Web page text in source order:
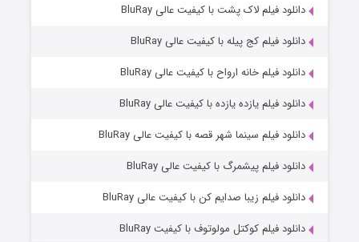
دانلود فیلم لاک پشت با کیفیت عالی BluRay
دانلود فیلم کج‌ پیله با کیفیت عالی BluRay
دانلود فیلم خانه ارواح با کیفیت عالی BluRay
دانلود فیلم یازده یازده با کیفیت عالی BluRay
دانلود فیلم سینما شهر قصه با کیفیت عالی BluRay
دانلود فیلم پیشمرگ با کیفیت عالی BluRay
دانلود فیلم زیبا صدایم کن با کیفیت عالی BluRay
دانلود فیلم کوکتل مولوتوف با کیفیت BluRay